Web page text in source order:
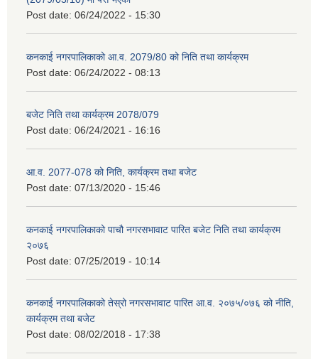
Post date: 06/24/2022 - 15:30
कनकाई नगरपालिकाको आ.व. 2079/80 को निति तथा कार्यक्रम
Post date: 06/24/2022 - 08:13
बजेट निति तथा कार्यक्रम 2078/079
Post date: 06/24/2021 - 16:16
आ.व. 2077-078 को निति, कार्यक्रम तथा बजेट
Post date: 07/13/2020 - 15:46
कनकाई नगरपालिकाको पाचौ नगरसभावाट पारित बजेट निति तथा कार्यक्रम
२०७६
Post date: 07/25/2019 - 10:14
कनकाई नगरपालिकाको तेस्रो नगरसभावाट पारित आ.व. २०७५/०७६ को नीति,
कार्यक्रम तथा बजेट
Post date: 08/02/2018 - 17:38